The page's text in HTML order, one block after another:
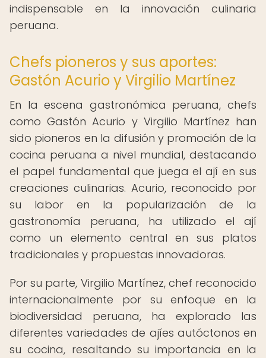
indispensable en la innovación culinaria
peruana.
Chefs pioneros y sus aportes:
Gastón Acurio y Virgilio Martínez
En la escena gastronómica peruana, chefs
como Gastón Acurio y Virgilio Martínez han
sido pioneros en la difusión y promoción de la
cocina peruana a nivel mundial, destacando
el papel fundamental que juega el ají en sus
creaciones culinarias. Acurio, reconocido por
su labor en la popularización de la
gastronomía peruana, ha utilizado el ají
como un elemento central en sus platos
tradicionales y propuestas innovadoras.
Por su parte, Virgilio Martínez, chef reconocido
internacionalmente por su enfoque en la
biodiversidad peruana, ha explorado las
diferentes variedades de ajíes autóctonos en
su cocina, resaltando su importancia en la